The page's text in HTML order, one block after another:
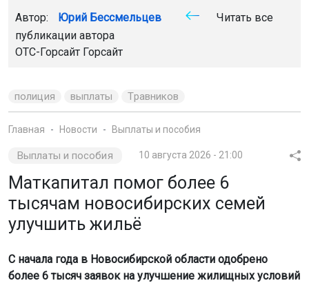
Автор: Юрий Бессмельцев
Читать все
публикации автора
ОТС-Горсайт Горсайт
полиция выплаты Травников
Главная Новости Выплаты и пособия
Выплаты и пособия 10 августа 2026 - 21:00
Маткапитал помог более 6
тысячам новосибирских семей
улучшить жильё
С начала года в Новосибирской области одобрено
более 6 тысяч заявок на улучшение жилищных условий